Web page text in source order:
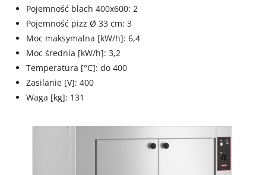
Pojemność blach 400x600: 2
Pojemność pizz Ø 33 cm: 3
Moc maksymalna [kW/h]: 6,4
Moc średnia [kW/h]: 3,2
Temperatura [°C]: do 400
Zasilanie [V]: 400
Waga [kg]: 131